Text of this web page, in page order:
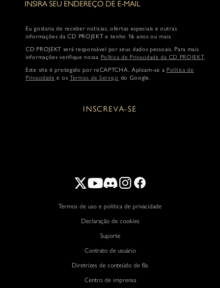
Eu gostaria de receber notícias, ofertas especiais e outras
informações da CD PROJEKT e tenho 16 anos ou mais.
CD PROJEKT será responsável por seus dados pessoais. Para mais
informações verifique nossa Política de Privacidade da CD PROJEKT.
Este site é protegido por reCAPTCHA. Aplicam-se a Política de
Privacidade e os Termos de Serviço do Google.
INSCREVA-SE
Termos de uso e política de privacidade
Declaração de cookies
Suporte
Contrato de usuário
Diretrizes de conteúdo de fãs
Centro de imprensa